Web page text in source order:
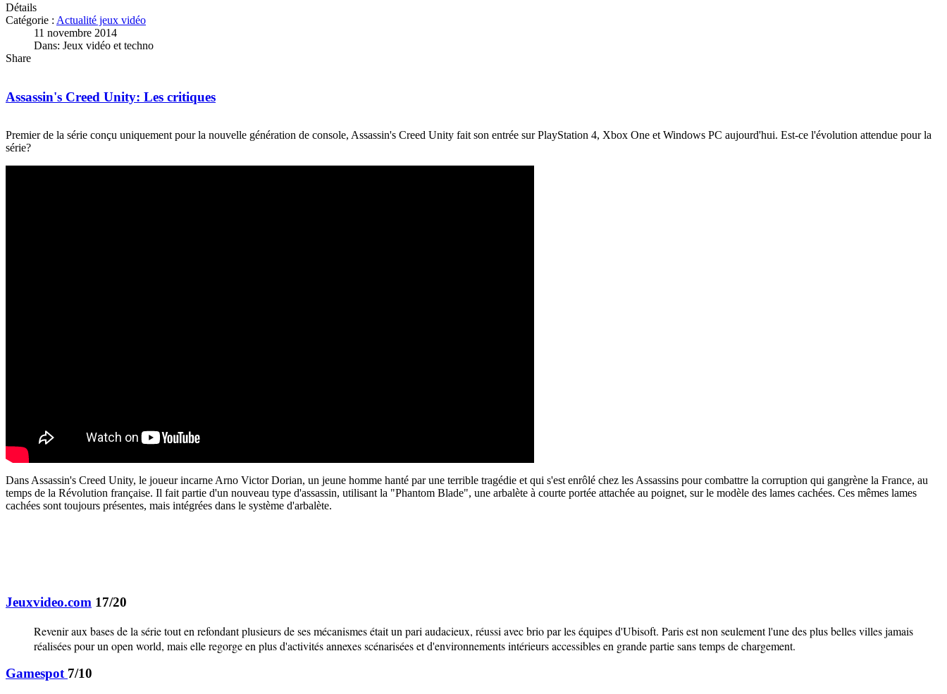
Détails
Catégorie : Actualité jeux vidéo
11 novembre 2014
Dans: Jeux vidéo et techno
Share
Assassin's Creed Unity: Les critiques
Premier de la série conçu uniquement pour la nouvelle génération de console, Assassin's Creed Unity fait son entrée sur PlayStation 4, Xbox One et Windows PC aujourd'hui. Est-ce l'évolution attendue pour la
série?
Dans Assassin's Creed Unity, le joueur incarne Arno Victor Dorian, un jeune homme hanté par une terrible tragédie et qui s'est enrôlé chez les Assassins pour combattre la corruption qui gangrène la France, au
temps de la Révolution française. Il fait partie d'un nouveau type d'assassin, utilisant la "Phantom Blade", une arbalète à courte portée attachée au poignet, sur le modèle des lames cachées. Ces mêmes lames
cachées sont toujours présentes, mais intégrées dans le système d'arbalète.
Jeuxvideo.com 17/20
Revenir aux bases de la série tout en refondant plusieurs de ses mécanismes était un pari audacieux, réussi avec brio par les équipes d'Ubisoft. Paris est non seulement l'une des plus belles villes jamais
réalisées pour un open world, mais elle regorge en plus d'activités annexes scénarisées et d'environnements intérieurs accessibles en grande partie sans temps de chargement.
Gamespot 7/10